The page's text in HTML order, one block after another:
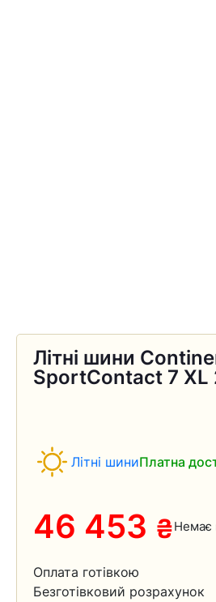
Літні шини
SportContact 7 XL
Літні шиниПлатна
46 453 ₴Немає
Оплата готівкою
Безготівковий розрахунок